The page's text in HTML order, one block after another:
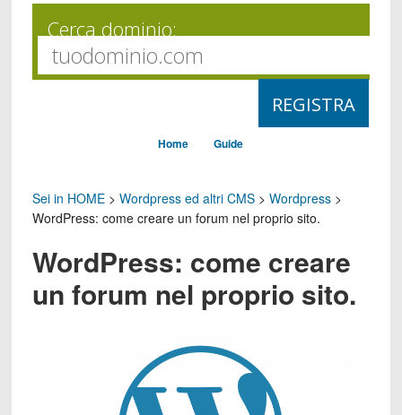
Cerca dominio:
Home Guide
Sei in HOME> Wordpress ed altri CMS> Wordpress>
WordPress: come creare un forum nel proprio sito.
WordPress: come creare
un forum nel proprio sito.